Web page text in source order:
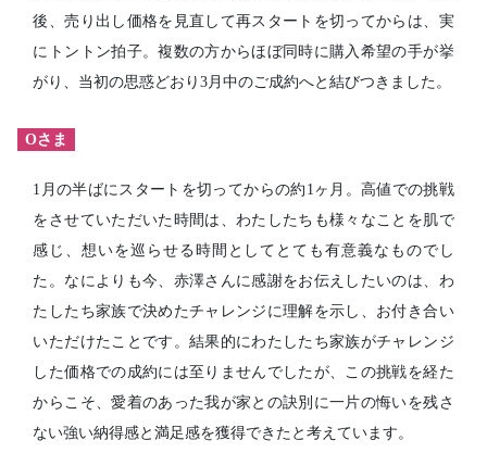
後、売り出し価格を見直して再スタートを切ってからは、実
にトントン拍子。複数の方からほぼ同時に購入希望の手が挙
がり、当初の思惑どおり3月中のご成約へと結びつきました。
Oさま
1月の半ばにスタートを切ってからの約1ヶ月。高値での挑戦
をさせていただいた時間は、わたしたちも様々なことを肌で
感じ、想いを巡らせる時間としてとても有意義なものでし
た。なによりも今、赤澤さんに感謝をお伝えしたいのは、わ
たしたち家族で決めたチャレンジに理解を示し、お付き合い
いただけたことです。結果的にわたしたち家族がチャレンジ
した価格での成約には至りませんでしたが、この挑戦を経た
からこそ、愛着のあった我が家との訣別に一片の悔いを残さ
ない強い納得感と満足感を獲得できたと考えています。